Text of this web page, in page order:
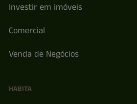
Investir em imóveis
Comercial
Venda de Negócios
HABITA